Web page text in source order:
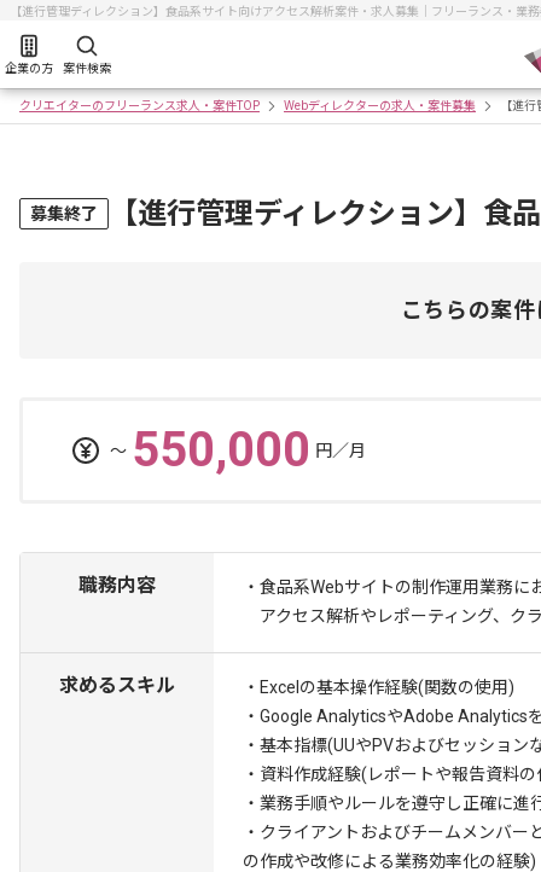
【進行管理ディレクション】食品系サイト向けアクセス解析案件・求人募集｜フリーランス・業
企業の方 案件検索
クリエイターのフリーランス求人・案件TOP Webディレクターの求人・案件募集 【進
募集終了 【進行管理ディレクション】食
こちらの案
〜 550,000 円／月
職務内容
・食品系Webサイトの制作運用業務に
アクセス解析やレポーティング、ク
求めるスキル
・Excelの基本操作経験(関数の使用)
・Google AnalyticsやAdobe Analytics
・基本指標(UUやPVおよびセッション
・資料作成経験(レポートや報告資料の
・業務手順やルールを遵守し正確に進
・クライアントおよびチームメンバ
の作成や改修による業務効率化の経験)